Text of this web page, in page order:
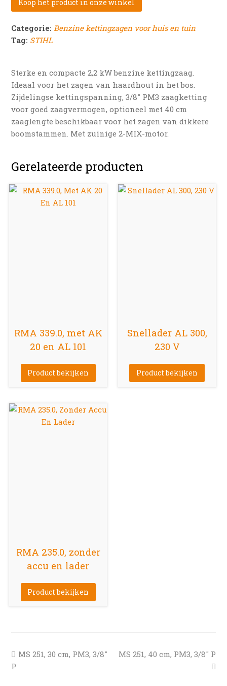
Koop het product in onze winkel
Categorie: Benzine kettingzagen voor huis en tuin
Tag: STIHL
Sterke en compacte 2,2 kW benzine kettingzaag.
Ideaal voor het zagen van haardhout in het bos.
Zijdelingse kettingspanning, 3/8″ PM3 zaagketting
voor goed zaagvermogen, optioneel met 40 cm
zaaglengte beschikbaar voor het zagen van dikkere
boomstammen. Met zuinige 2-MIX-motor.
Gerelateerde producten
RMA 339.0, met AK
20 en AL 101
Product bekijken
Snellader AL 300,
230 V
Product bekijken
RMA 235.0, zonder
accu en lader
Product bekijken
previous
MS 251, 30 cm, PM3, 3/8″
P
next
MS 251, 40 cm, PM3, 3/8″ P